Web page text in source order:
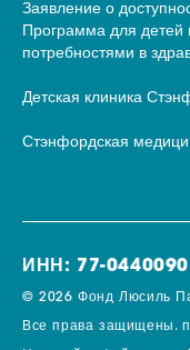
Заявление о
Программа для детей
потребностями в
Детская клиника
Стэнфордская
ИНН: 77-0440090
© 2026 Фонд Люсиль
Все права защищены.